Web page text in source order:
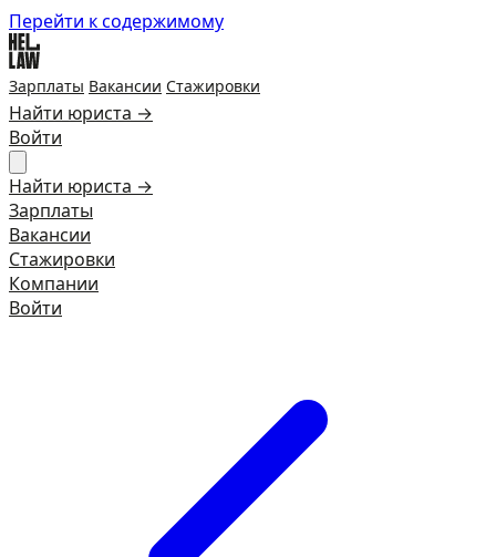
Перейти к содержимому
Зарплаты Вакансии Стажировки
Найти юриста →
Войти
Найти юриста →
Зарплаты
Вакансии
Стажировки
Компании
Войти